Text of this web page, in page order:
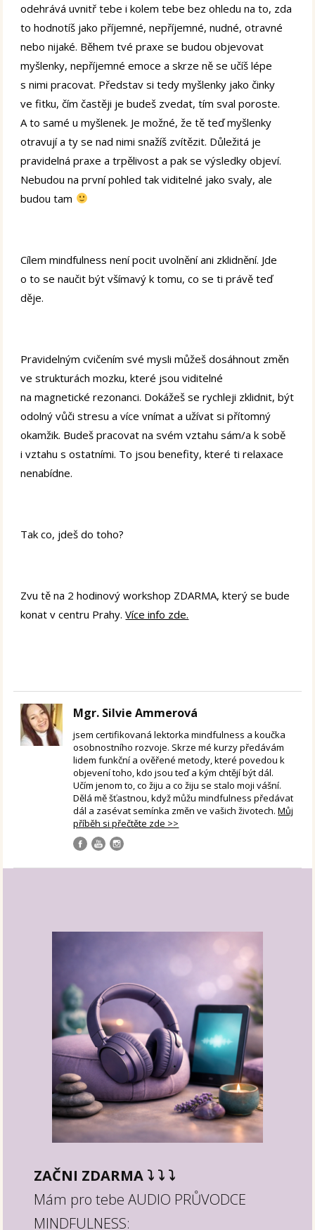
odehrává uvnitř tebe i kolem tebe bez ohledu na to, zda
to hodnotíš jako příjemné, nepříjemné, nudné, otravné
nebo nijaké. Během tvé praxe se budou objevovat
myšlenky, nepříjemné emoce a skrze ně se učíš lépe
s nimi pracovat. Představ si tedy myšlenky jako činky
ve fitku, čím častěji je budeš zvedat, tím sval poroste.
A to samé u myšlenek. Je možné, že tě teď myšlenky
otravují a ty se nad nimi snažíš zvítězit. Důležitá je
pravidelná praxe a trpělivost a pak se výsledky objeví.
Nebudou na první pohled tak viditelné jako svaly, ale
budou tam
Cílem mindfulness není pocit uvolnění ani zklidnění. Jde
o to se naučit být všímavý k tomu, co se ti právě teď
děje.
Pravidelným cvičením své mysli můžeš dosáhnout změn
ve strukturách mozku, které jsou viditelné
na magnetické rezonanci. Dokážeš se rychleji zklidnit, být
odolný vůči stresu a více vnímat a užívat si přítomný
okamžik. Budeš pracovat na svém vztahu sám/a k sobě
i vztahu s ostatními. To jsou benefity, které ti relaxace
nenabídne.
Tak co, jdeš do toho?
Zvu tě na 2 hodinový workshop ZDARMA, který se bude
konat v centru Prahy.Více info zde.
Mgr. Silvie Ammerová
jsem certifikovaná lektorka mindfulness a koučka
osobnostního rozvoje. Skrze mé kurzy předávám
lidem funkční a ověřené metody, které povedou k
objevení toho, kdo jsou teď a kým chtějí být dál.
Učím jenom to, co žiju a co žiju se stalo moji vášní.
Dělá mě šťastnou, když můžu mindfulness předávat
dál a zasévat semínka změn ve vašich životech.Můj
příběh si přečtěte zde >>
ZAČNI ZDARMA ⤵︎ ⤵︎ ⤵︎
Mám pro tebe AUDIO PRŮVODCE
MINDFULNESS: